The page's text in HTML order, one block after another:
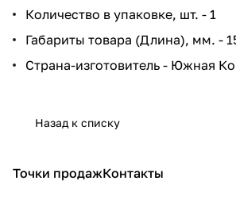
Количество в упаковке, шт. - 1
Габариты товара (Длина), мм. -
Страна-изготовитель - Южная
Назад к списку
Точки продажКонтакты